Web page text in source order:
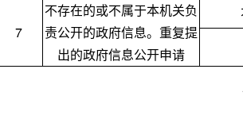
7
不存在的或不属于本机关负
责公开的政府信息。重复提
出的政府信息公开申请
明：1.政务公开负面清单